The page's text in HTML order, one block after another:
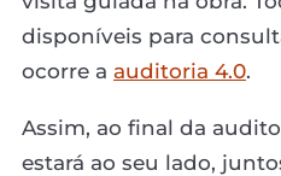
disponíveis para
ocorre a auditoria 4.0.
Assim, ao final da
estará ao seu lado,